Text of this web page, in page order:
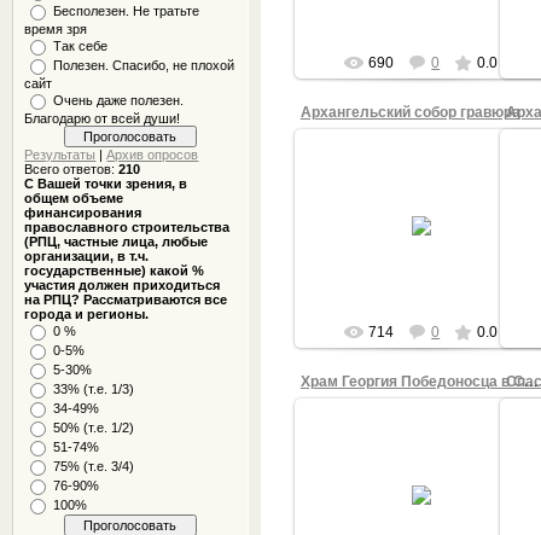
Бесполезен. Не тратьте
время зря
Так себе
Полезен. Спасибо, не плохой
сайт
Очень даже полезен.
Благодарю от всей души!
Результаты |Архив опросов
Всего ответов:210
С Вашей точки зрения, в
общем объеме
финансирования
православного строительства
(РПЦ, частные лица, любые
организации, в т.ч.
государственные) какой %
участия должен приходиться
на РПЦ? Рассматриваются все
города и регионы.
0 %
0-5%
5-30%
33% (т.е. 1/3)
34-49%
50% (т.е. 1/2)
51-74%
75% (т.е. 3/4)
76-90%
100%
690 0 0.0
Архангельский собор гравюра
714 0 0.0
Храм Георгия Победоносца в Самаре 1